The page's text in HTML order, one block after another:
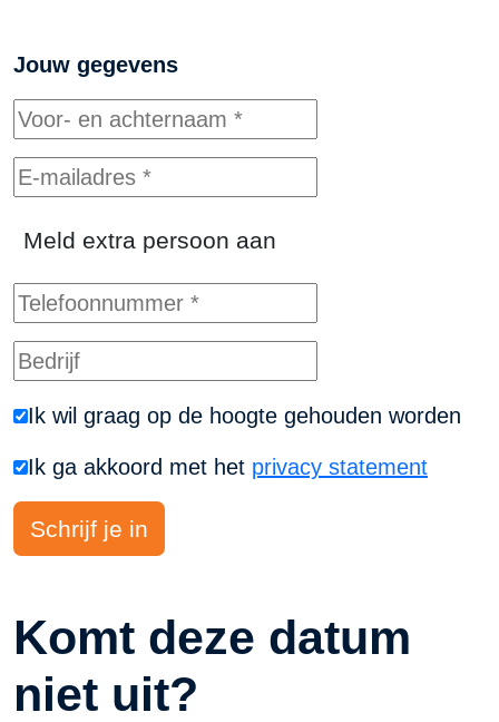
Jouw gegevens
Meld extra persoon aan
Ik wil graag op de hoogte gehouden worden
Ik ga akkoord met het privacy statement
Komt deze datum
niet uit?